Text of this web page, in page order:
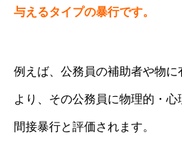
与えるタイプの暴行です。
例えば、公務員の補助者や物
より、その公務員に物理的・
間接暴行と評価されます。